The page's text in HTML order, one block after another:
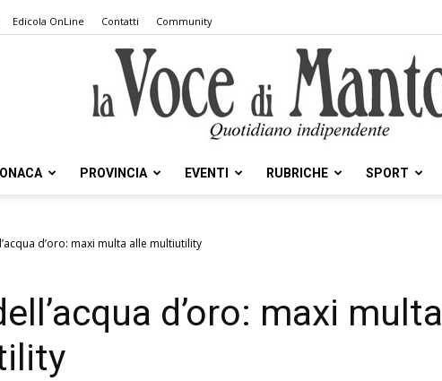
Edicola OnLine Contatti Community
Voce
PROVINCIA EVENTI RUBRICHE SPORT
d’oro: maxi multa alle multiutility
d’oro: maxi multa